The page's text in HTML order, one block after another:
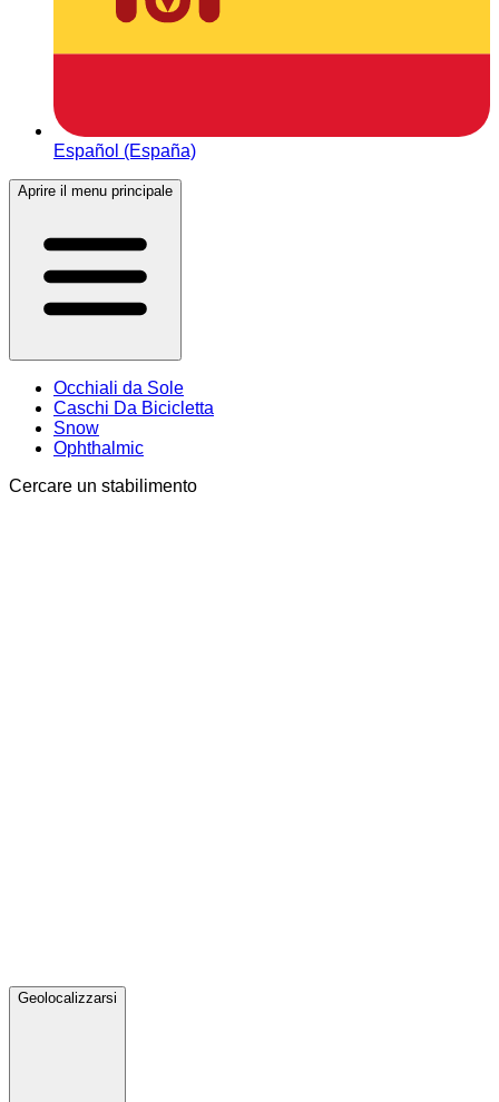
Español (España)
Aprire il menu principale
Occhiali da Sole
Caschi Da Bicicletta
Snow
Ophthalmic
Cercare un stabilimento
Geolocalizzarsi